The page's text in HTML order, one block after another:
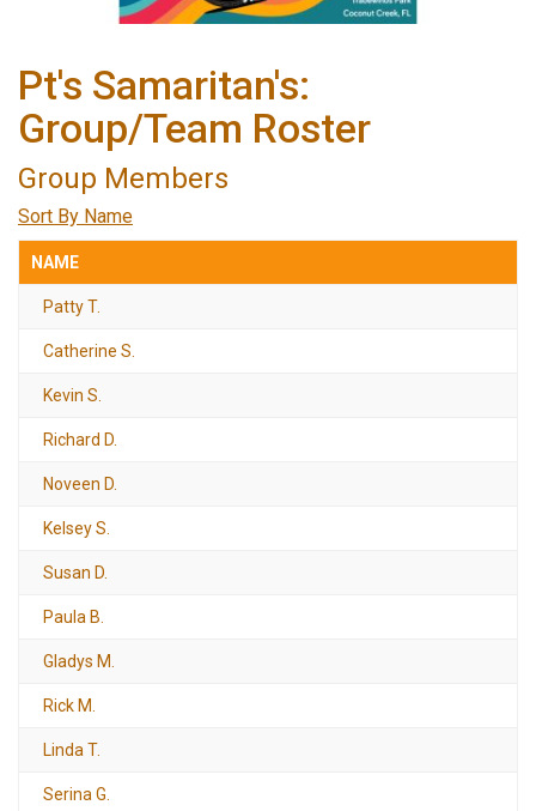
Pt's Samaritan's:
Group/Team Roster
Group Members
Sort By Name
NAME
Patty T.
Catherine S.
Kevin S.
Richard D.
Noveen D.
Kelsey S.
Susan D.
Paula B.
Gladys M.
Rick M.
Linda T.
Serina G.